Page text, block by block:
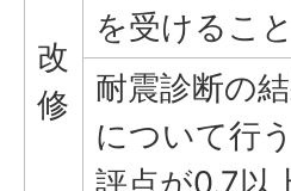
改
修
を受けるこ
耐震診断の
について行